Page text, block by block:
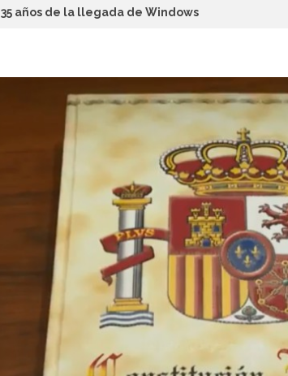
35 años de la llegada de Windows